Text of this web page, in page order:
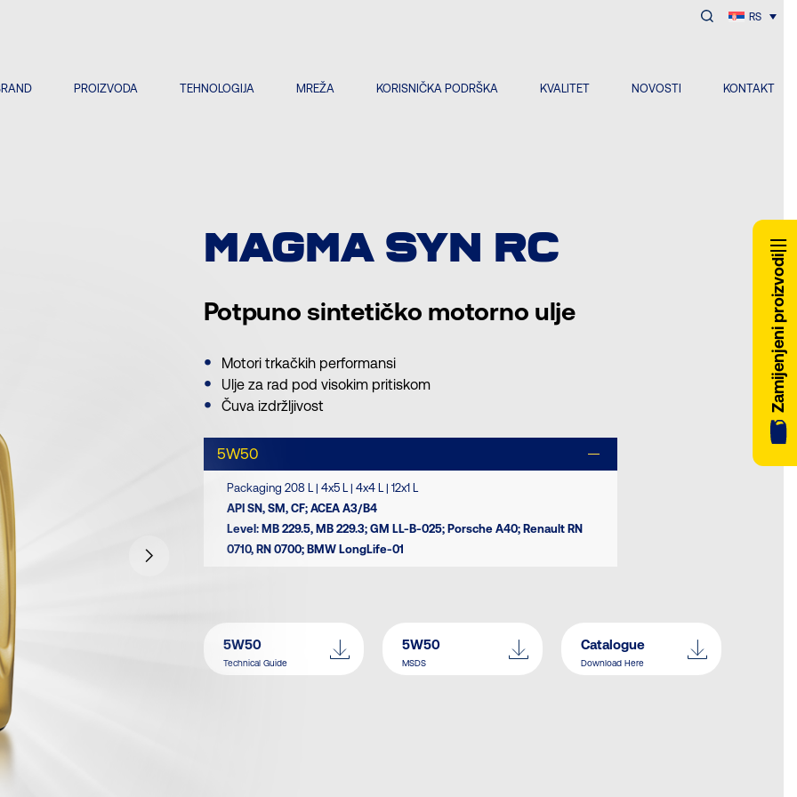
RS
PROIZVODA TEHNOLOGIJA MREŽA KORISNIČKA PODRŠKA KVALITET NOVOSTI KONTAKT
Zamijenjeni proizvodi
MAGMA SYN RC
Potpuno sintetičko motorno ulje
Motori trkačkih performansi
Ulje za rad pod visokim pritiskom
Čuva izdržljivost
5W50
Packaging 208 L | 4x5 L | 4x4 L | 12x1 L
API SN, SM, CF; ACEA A3/B4
Level: MB 229.5, MB 229.3; GM LL-B-025; Porsche A40; Renault RN
0710, RN 0700; BMW LongLife-01
5W50
Technical Guide
5W50
MSDS
Catalogue
Download Here